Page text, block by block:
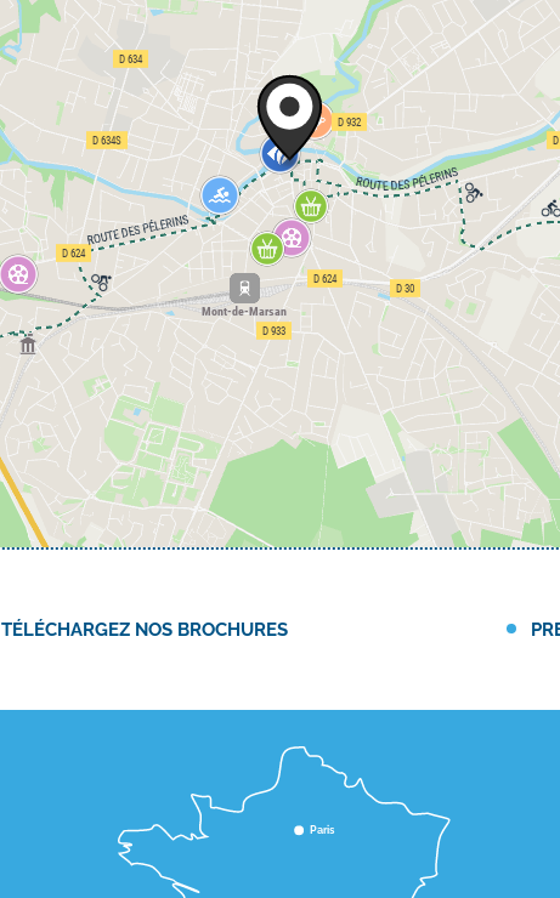
TÉLÉCHARGEZ NOS BROCHURES
Paris